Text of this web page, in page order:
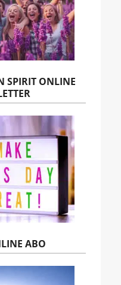
SPIRIT ONLINE
ABO